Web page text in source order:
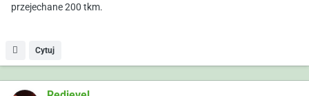
przejechane 200 tkm.
Cytuj